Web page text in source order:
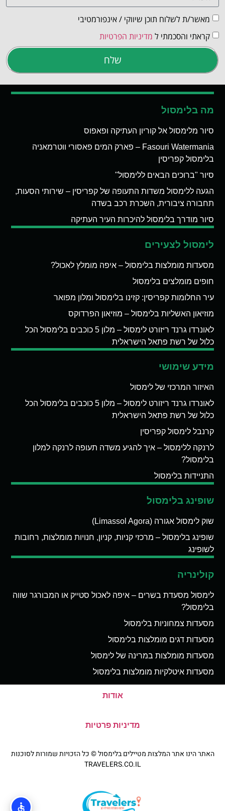
מאשר/ת לשלוח תוכן שיווקי / אינפורמטיבי
קראתי והסכמתי ל מדיניות הפרטיות
שלח
מה בלימסול
סיור מלימסול אל קוריון העתיקה ופאפוס
Fasouri Watermania – פארק המים פאסורי ווטרמאניה
בלימסול קפריסין
סיור "ברוכים הבאים ללימסול"
הגעה ללימסול משדות התעופה של קפריסין – שירותי הסעות,
תחבורה ציבורית, השכרת רכב בשדה
סיור מודרך בלימסול להיכרות העיר העתיקה
לימסול לצעירים
מסעדות מומלצות בלימסול – איפה מומלץ לאכול?
חופים מומלצים בלימסול
עיר החלומות קפריסין: קזינו בלימסול ומלון מפואר
מוזיאון האשליות בלימסול – מוזיאון הפרדוקס
לאונרדו גרנד ריזורט לימסול – מלון 5 כוכבים בלימסול הכל
כלול של רשת פתאל הישראלית
מידע שימושי
האיזור המרכזי של לימסול
לאונרדו גרנד ריזורט לימסול – מלון 5 כוכבים בלימסול הכל
כלול של רשת פתאל הישראלית
קרנבל לימסול קפריסין
לרנקה ללימסול – איך להגיע משדה תעופה לרנקה למלון
בלימסול?
התניידות בלימסול
שופינג בלימסול
שוק לימסול אגורה (Limassol Agora)
שופינג בלימסול – מרכזי קניות, קניון, חנויות מומלצות, רחובות
לשופינג
קולינריה
לימסול מסעדת בשרים – איפה לאכול סטייק או המבורגר שווה
בלימסול?
מסעדות צמחוניות בלימסול
מסעדות דגים מומלצות בלימסול
מסעדות מומלצות במרינה של לימסול
מסעדות איטלקיות מומלצות בלימסול
אודות
מדיניות פרטיות
האתר הינו אתר המלצות מטיילים בלימסול © כל הזכויות שמורות לסוכנות
TRAVELERS.CO.IL